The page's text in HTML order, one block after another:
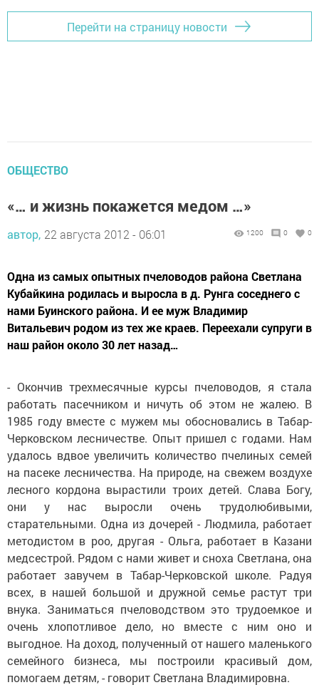
Перейти на страницу новости
ОБЩЕСТВО
«… и жизнь покажется медом …»
автор, 22 августа 2012 - 06:01 1200 0 0
Одна из самых опытных пчеловодов района Светлана
Кубайкина родилась и выросла в д. Рунга соседнего с
нами Буинского района. И ее муж Владимир
Витальевич родом из тех же краев. Переехали супруги в
наш район около 30 лет назад…
- Окончив трехмесячные курсы пчеловодов, я стала
работать пасечником и ничуть об этом не жалею. В
1985 году вместе с мужем мы обосновались в Табар-
Черковском лесничестве. Опыт пришел с годами. Нам
удалось вдвое увеличить количество пчелиных семей
на пасеке лесничества. На природе, на свежем воздухе
лесного кордона вырастили троих детей. Слава Богу,
они у нас выросли очень трудолюбивыми,
старательными. Одна из дочерей - Людмила, работает
методистом в роо, другая - Ольга, работает в Казани
медсестрой. Рядом с нами живет и сноха Светлана, она
работает завучем в Табар-Черковской школе. Радуя
всех, в нашей большой и дружной семье растут три
внука. Заниматься пчеловодством это трудоемкое и
очень хлопотливое дело, но вместе с ним оно и
выгодное. На доход, полученный от нашего маленького
семейного бизнеса, мы построили красивый дом,
помогаем детям, - говорит Светлана Владимировна.